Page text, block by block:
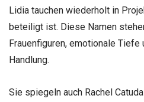
Lidia tauchen wiederholt in
beteiligt ist. Diese Namen
Frauenfiguren, emotionale Tiefe
Handlung.
Sie spiegeln auch Rachel